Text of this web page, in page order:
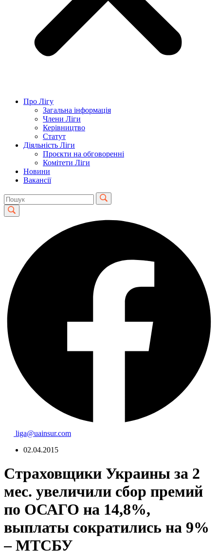
Про Лігу
Загальна інформація
Члени Ліги
Керівництво
Статут
Діяльність Ліги
Проєкти на обговоренні
Комітети Ліги
Новини
Вакансії
liga@uainsur.com
02.04.2015
Страховщики Украины за 2
мес. увеличили сбор премий
по ОСАГО на 14,8%,
выплаты сократились на 9%
– МТСБУ